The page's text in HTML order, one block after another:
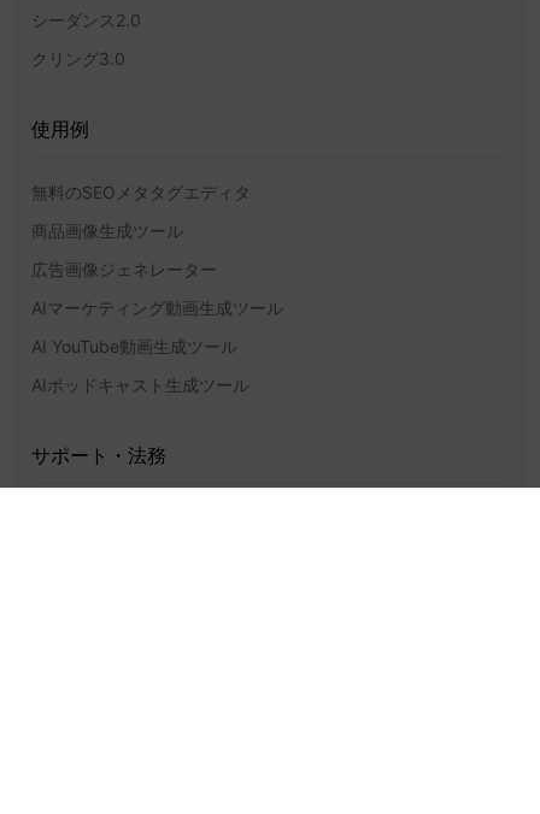
シーダンス2.0
クリング3.0
使用例
無料のSEOメタタグエディタ
商品画像生成ツール
広告画像ジェネレーター
AIマーケティング動画生成ツール
AI YouTube動画生成ツール
AIポッドキャスト生成ツール
サポート・法務